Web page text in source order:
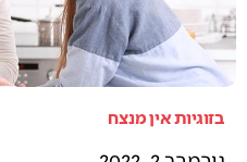
בזוגיות אין מנצח